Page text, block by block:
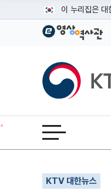
이 누리집은 대
공식 누리집
이밖에 or.kr 또
운영중인 공식
KTV국민방송
전체메뉴 열기
KTV 대한뉴스
기사인쇄
글자확대
글자축소